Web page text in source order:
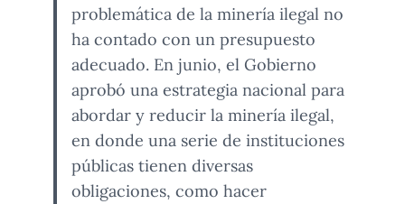
problemática de la minería ilegal no
ha contado con un presupuesto
adecuado. En junio, el Gobierno
aprobó una estrategia nacional para
abordar y reducir la minería ilegal,
en donde una serie de instituciones
públicas tienen diversas
obligaciones, como hacer